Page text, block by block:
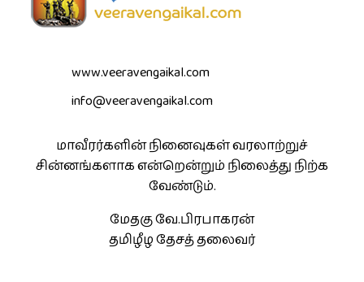
www.veeravengaikal.com
info@veeravengaikal.com
மாவீரர்களின் நினைவுகள் வரலாற்றுச்
சின்னங்களாக என்றென்றும் நிலைத்து நிற்க
வேண்டும்.
மேதகு வே.பிரபாகரன்
தமிழீழ தேசத் தலைவர்